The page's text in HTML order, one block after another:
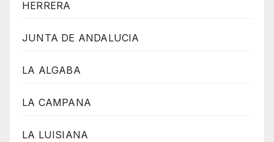
HERRERA
JUNTA DE ANDALUCIA
LA ALGABA
LA CAMPANA
LA LUISIANA